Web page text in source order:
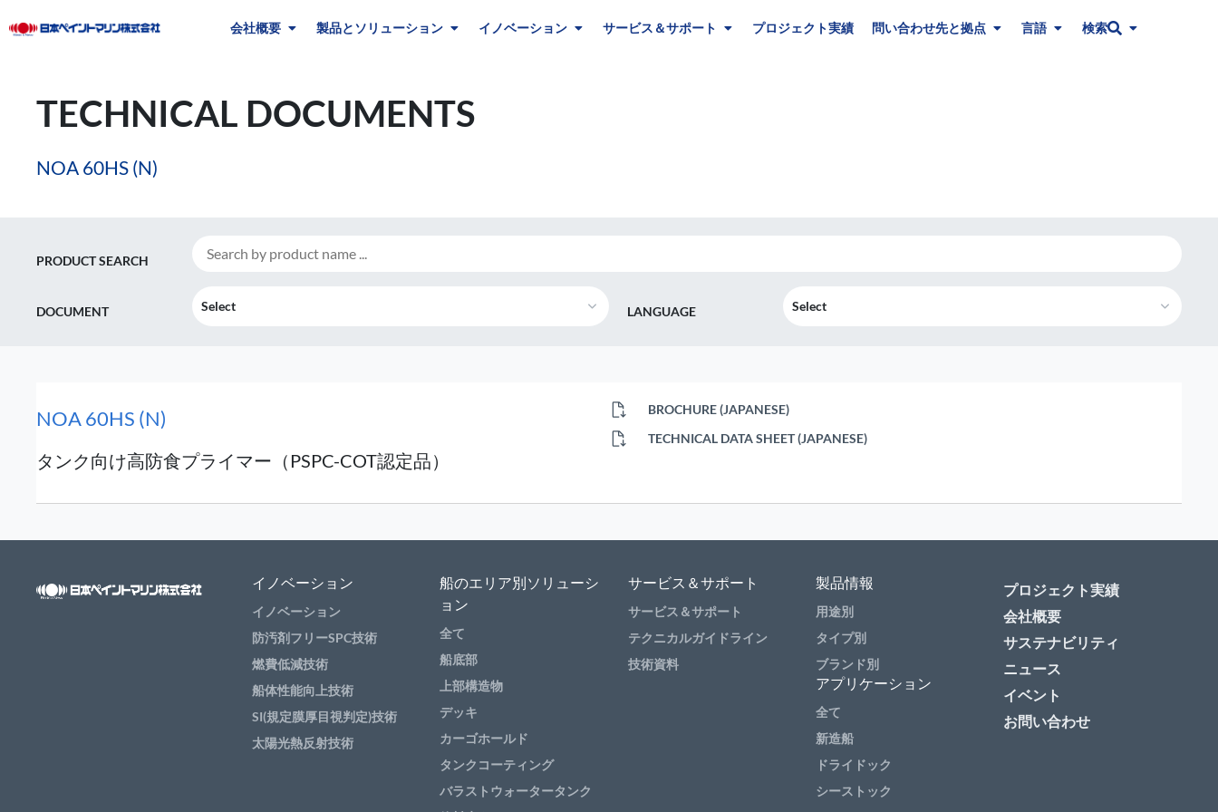
会社概要 製品とソリューション イノベーション サービス＆サポート プロジェクト実績 問い合わせ先と拠点 言語 検索
TECHNICAL DOCUMENTS
NOA 60HS (N)
PRODUCT SEARCH
DOCUMENT Select LANGUAGE Select
NOA 60HS (N)
タンク向け高防食プライマー（PSPC-COT認定品）
BROCHURE (JAPANESE)
TECHNICAL DATA SHEET (JAPANESE)
イノベーション
イノベーション
防汚剤フリーSPC技術
燃費低減技術
船体性能向上技術
SI(規定膜厚目視判定)技術
太陽光熱反射技術
船のエリア別ソリューシ
ョン
全て
船底部
上部構造物
デッキ
カーゴホールド
タンクコーティング
バラストウォータータンク
サービス＆サポート
サービス＆サポート
テクニカルガイドライン
技術資料
製品情報
用途別
タイプ別
ブランド別
アプリケーション
全て
新造船
ドライドック
シーストック
プロジェクト実績
会社概要
サステナビリティ
ニュース
イベント
お問い合わせ